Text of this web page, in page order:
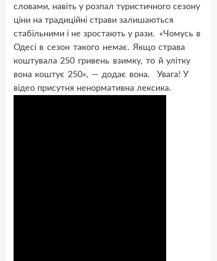
словами, навіть у розпал туристичного сезону
ціни на традиційні страви залишаються
стабільними і не зростають у рази. «Чомусь в
Одесі в сезон такого немає. Якщо страва
коштувала 250 гривень взимку, то й улітку
вона коштує 250», — додає вона. Увага! У
відео присутня ненормативна лексика.